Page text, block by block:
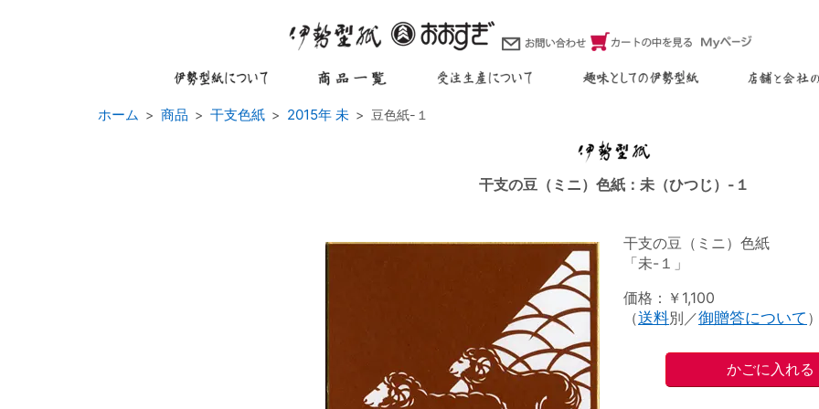
ホーム 商品 干支色紙 2015年 未 豆色紙-１
干支の豆（ミニ）色紙：未（ひつじ）-１
干支の豆（ミニ）色紙
「未-１」
価格：￥1,100
（送料別／御贈答について